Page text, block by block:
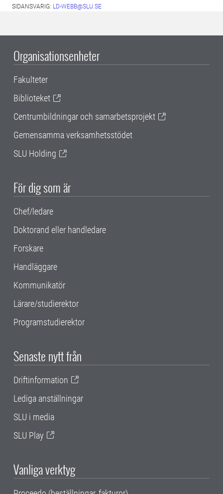
SIDANSVARIG: LD-WEBB@SLU.SE
Organisationsenheter
Fakulteter
Biblioteket
Centrumbildningar och samarbetsprojekt
Gemensamma verksamhetsstödet
SLU Holding
För dig som är
Chef/ledare
Doktorand eller handledare
Forskare
Handläggare
Kommunikatör
Lärare/studierektor
Programstudierektor
Senaste nytt från
Driftinformation
Lediga anställningar
SLU i media
SLU Play
Vanliga verktyg